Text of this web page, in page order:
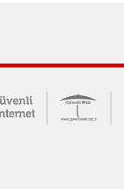
Merkezi
Güvende (yeni
Güvenli